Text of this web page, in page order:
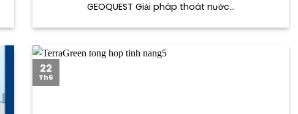
GEOQUEST Giải pháp thoát nước...
22
Th6